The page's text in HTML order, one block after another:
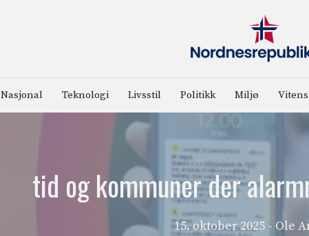
Nasjonal Teknologi Livsstil Politikk Miljø
tid og kommuner der
15. oktober 2025 - Ole